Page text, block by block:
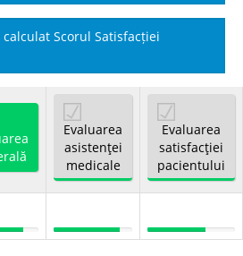
Scorul Satisfacției
Evaluarea
asistenţei
medicale
Evaluarea
satisfacţiei
pacientului